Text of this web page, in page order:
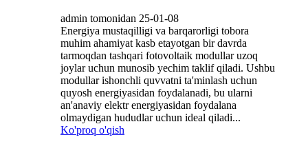
admin tomonidan 25-01-08
Energiya mustaqilligi va barqarorligi tobora
muhim ahamiyat kasb etayotgan bir davrda
tarmoqdan tashqari fotovoltaik modullar uzoq
joylar uchun munosib yechim taklif qiladi. Ushbu
modullar ishonchli quvvatni ta'minlash uchun
quyosh energiyasidan foydalanadi, bu ularni
an'anaviy elektr energiyasidan foydalana
olmaydigan hududlar uchun ideal qiladi...
Ko'proq o'qish